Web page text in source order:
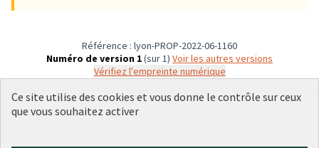
Référence : lyon-PROP-2022-06-1160
Numéro de version 1(sur 1)
voir les autres versions
Vérifiez l'empreinte numérique
Ce site utilise des cookies et vous donne le contrôle sur ceux
que vous souhaitez activer